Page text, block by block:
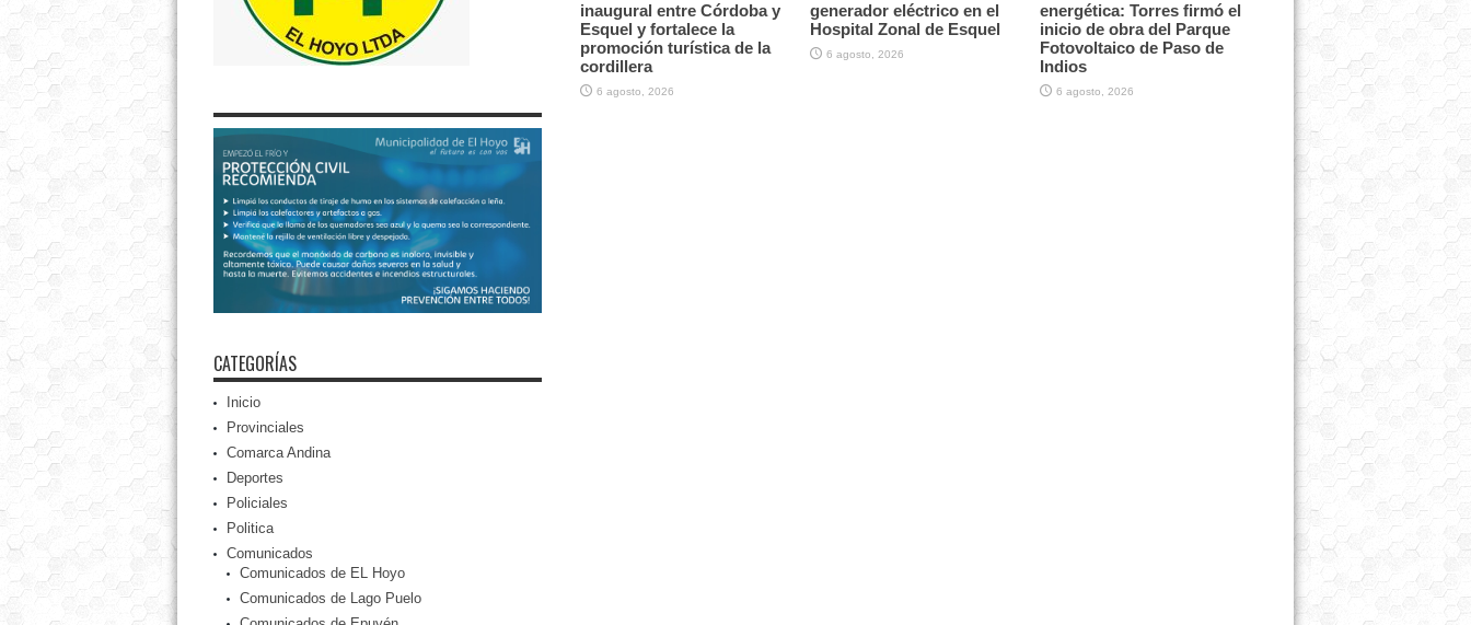
inaugural entre Córdoba y
Esquel y fortalece la
promoción turística de la
cordillera
6 agosto, 2026
generador eléctrico en el
Hospital Zonal de Esquel
6 agosto, 2026
energética: Torres firmó el
inicio de obra del Parque
Fotovoltaico de Paso de
Indios
6 agosto, 2026
CATEGORÍAS
Inicio
Provinciales
Comarca Andina
Deportes
Policiales
Politica
Comunicados
Comunicados de EL Hoyo
Comunicados de Lago Puelo